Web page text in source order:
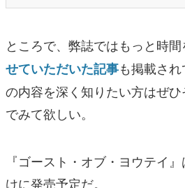
ところで、弊誌ではもっと時
せていただいた記事も掲載さ
の内容を深く知りたい方はぜ
でみて欲しい。
『ゴースト・オブ・ヨウテイ
けに発売予定だ。